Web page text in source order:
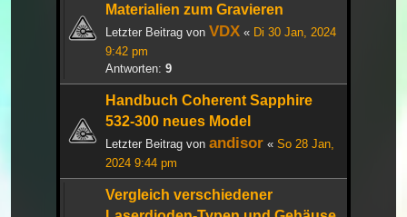
Materialien zum Gravieren
Letzter Beitrag von VDX « Di 30 Jan, 2024
9:42 pm
Antworten: 9
Handbuch Coherent Sapphire
532-300 neues Model
Letzter Beitrag von andisor « So 28 Jan,
2024 9:44 pm
Vergleich verschiedener